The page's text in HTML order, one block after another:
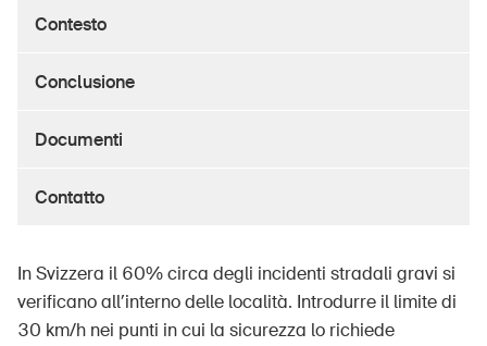
Scuola
Sinus Plus
Campagne
Contesto
Conclusione
Documenti
Contatto
In Svizzera il 60% circa degli incidenti stradali gravi si
verificano all’interno delle località. Introdurre il limite di
30 km/h nei punti in cui la sicurezza lo richiede